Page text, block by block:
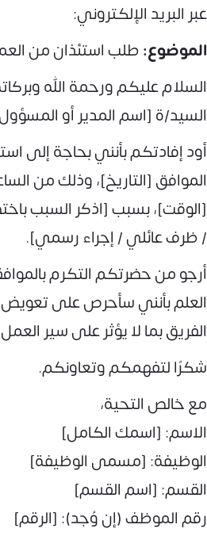
عبر البريد الإلكتروني:
الموضوع:طلب استئذان من
السلام عليكم ورحمة الله
السيد/ة [اسم المدير أو
أود إفادتكم بأنني بحاجة إلى
الموافق [التاريخ]، وذلك من
[الوقت]، بسبب [اذكر السبب
/ ظرف عائلي / إجراء رسمي].
أرجو من حضرتكم التكرم
العلم بأنني سأحرص على تعويض
الفريق بما لا يؤثر على سير
شكرًا لتفهمكم وتعاونكم.
مع خالص التحية،
الاسم: [اسمك الكامل]
الوظيفة: [مسمى الوظيفة]
القسم: [اسم القسم]
رقم الموظف (إن وُجد): [الرقم]